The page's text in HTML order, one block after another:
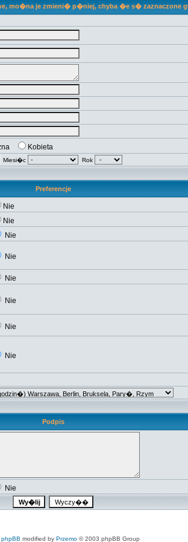
mo�na je zmieni� p�niej, chyba �e s� zaznaczone
Kobieta
Miesi�c Rok
Preferencje
Nie
Nie
Nie
Nie
Nie
Nie
Nie
Nie
Podpis
Nie
phpBB modified by Przemo © 2003 phpBB Group